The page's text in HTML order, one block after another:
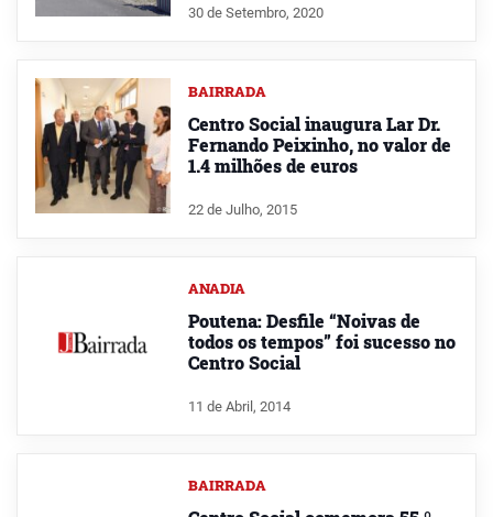
30 de Setembro, 2020
BAIRRADA
Centro Social inaugura Lar Dr.
Fernando Peixinho, no valor de
1.4 milhões de euros
22 de Julho, 2015
ANADIA
Poutena: Desfile “Noivas de
todos os tempos” foi sucesso no
Centro Social
11 de Abril, 2014
BAIRRADA